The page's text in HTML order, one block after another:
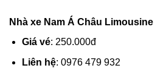
Nhà xe Nam Á Châu Limousine
Giá vé: 250.000đ
Liên hệ: 0976 479 932